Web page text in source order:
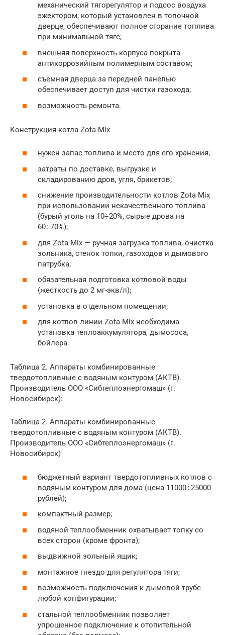
механический тягорегулятор и подсос воздуха
эжектором, который установлен в топочной
дверце, обеспечивают полное сгорание топлива
при минимальной тяге;
внешняя поверхность корпуса покрыта
антикоррозийным полимерным составом;
съемная дверца за передней панелью
обеспечивает доступ для чистки газохода;
возможность ремонта.
Конструкция котла Zota Mix
нужен запас топлива и место для его хранения;
затраты по доставке, выгрузке и
складированию дров, угля, брикетов;
снижение производительности котлов Zota Mix
при использовании некачественного топлива
(бурый уголь на 10÷20%, сырые дрова на
60÷70%);
для Zota Mix — ручная загрузка топлива, очистка
зольника, стенок топки, газоходов и дымового
патрубка;
обязательная подготовка котловой воды
(жесткость до 2 мг-экв/л);
установка в отдельном помещении;
для котлов линии Zota Mix необходима
установка теплоаккумулятора, дымососа,
бойлера.
Таблица 2. Аппараты комбинированные
твердотопливные с водяным контуром (АКТВ).
Производитель ООО «Сибтеплоэнергомаш» (г.
Новосибирск):
Таблица 2. Аппараты комбинированные
твердотопливные с водяным контуром (АКТВ).
Производитель ООО «Сибтеплоэнергомаш» (г.
Новосибирск)
бюджетный вариант твердотопливных котлов с
водяным контуром для дома (цена 11000÷25000
рублей);
компактный размер;
водяной теплообменник охватывает топку со
всех сторон (кроме фронта);
выдвижной зольный ящик;
монтажное гнездо для регулятора тяги;
возможность подключения к дымовой трубе
любой конфигурации;
стальной теплообменник позволяет
упрощенное подключение к отопительной